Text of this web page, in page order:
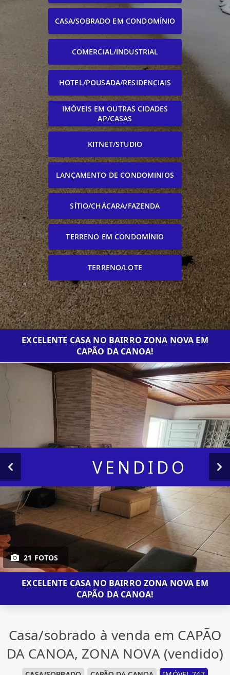
CASA/SOBRADO EM CONDOMÍNIO
COMERCIAL/INDUSTRIAL
HOTEL/POUSADA/RESIDENCIAIS
IMÓVEIS EM OUTRAS CIDADES
AP/CASAS
KITNET/STUDIO
LANÇAMENTO DE CONDOMINIOS
SÍTIO/CHÁCARA/FAZENDA
TERRENO EM CONDOMÍNIO
TERRENO/LOTE
EXCELENTE CASA NO BAIRRO ZONA NOVA EM
CAPÃO DA CANOA!
21 FOTOS
VENDIDO
EXCELENTE CASA NO BAIRRO ZONA NOVA EM
CAPÃO DA CANOA!
Casa/sobrado à venda em CAPÃO
DA CANOA, ZONA NOVA (vendido)